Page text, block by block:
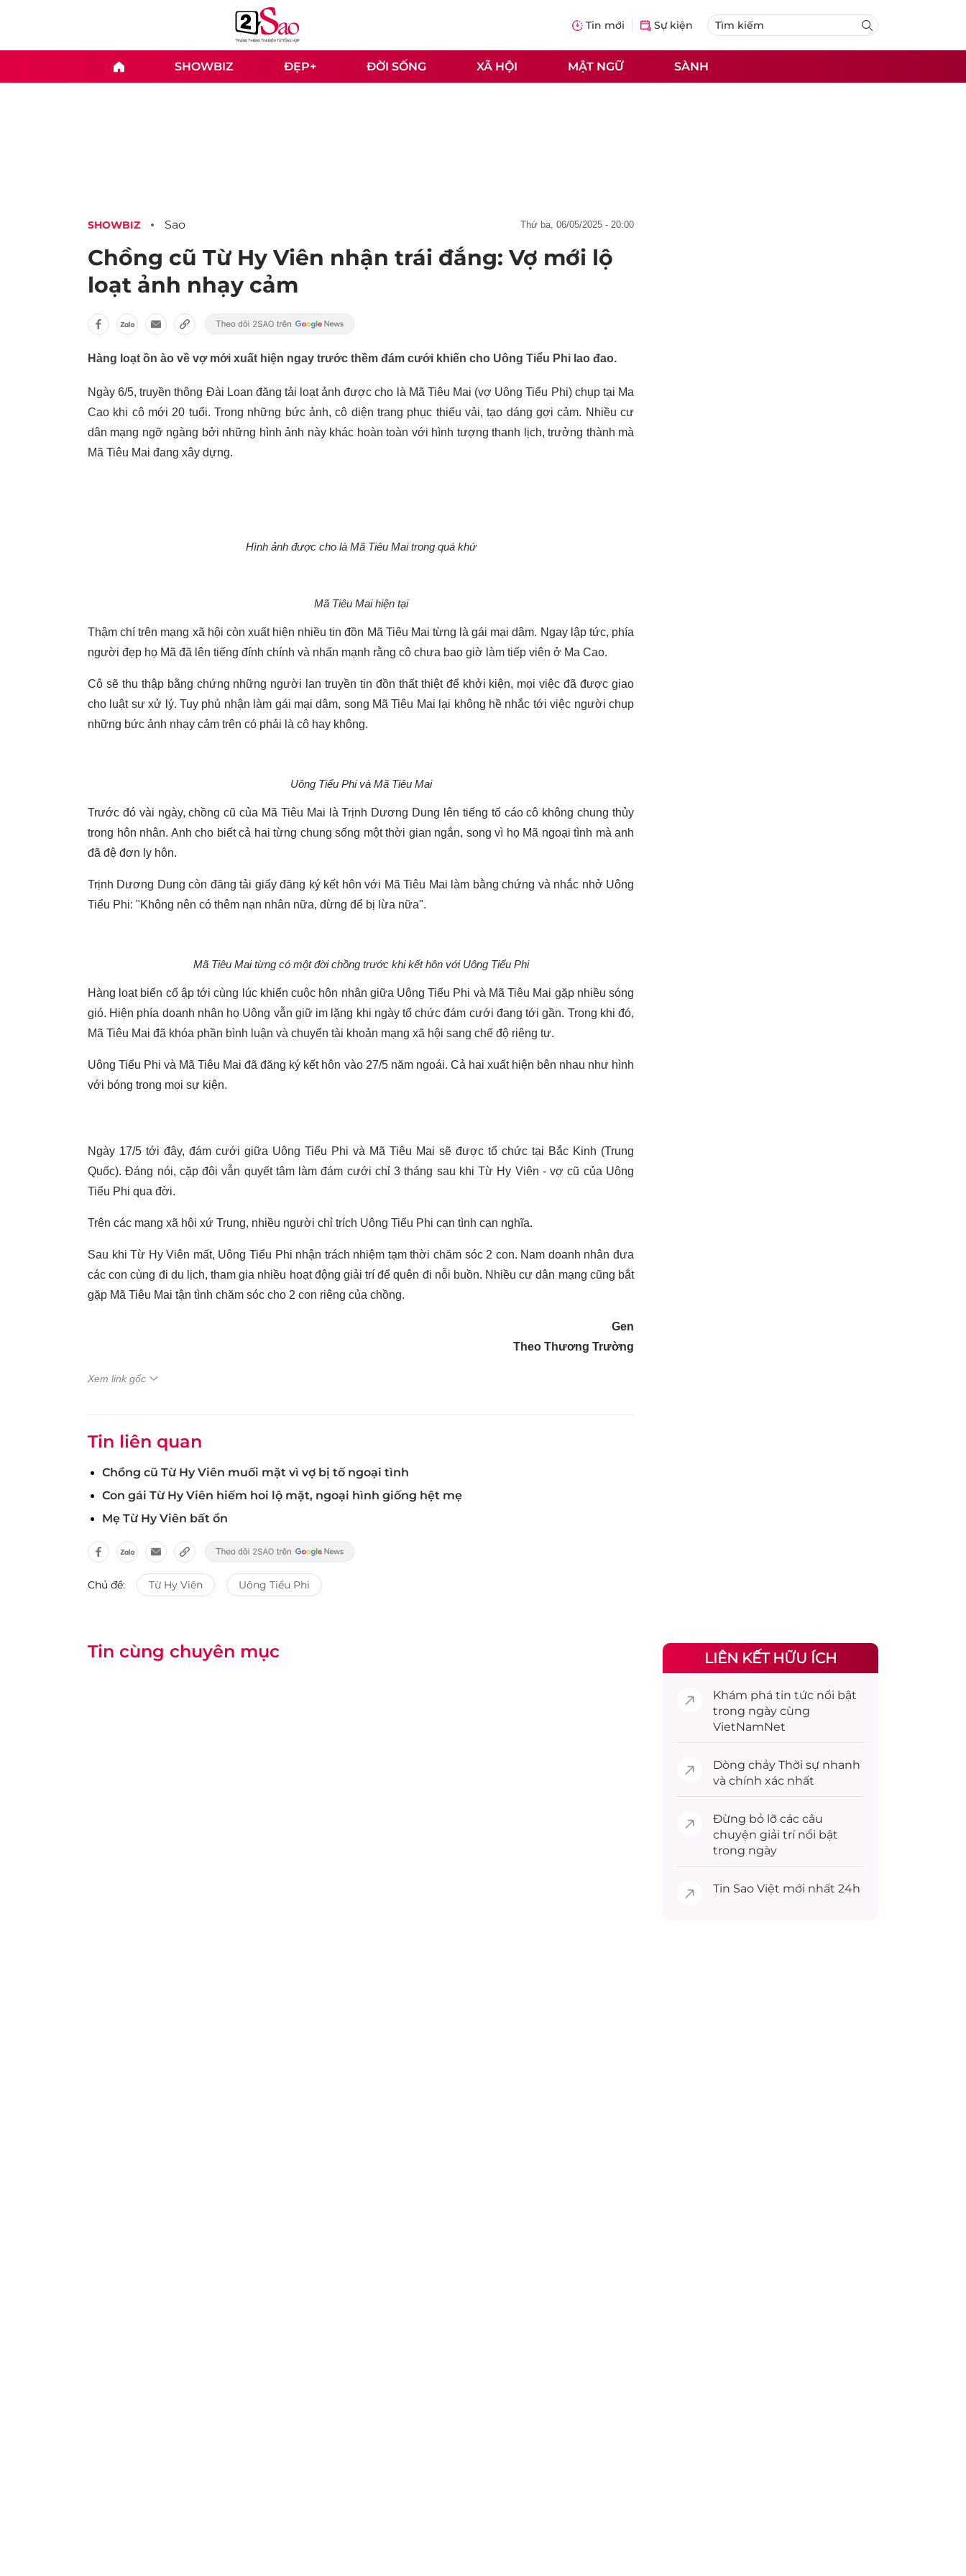
Tin mới Sự kiện
SHOWBIZ ĐẸP+ ĐỜI SỐNG XÃ HỘI MẬT NGỮ SÀNH
SHOWBIZ Sao thứ ba, 06/05/2025 - 20:00
Chồng cũ Từ Hy Viên nhận trái đắng: Vợ mới lộ
loạt ảnh nhạy cảm
Hàng loạt ồn ào về vợ mới xuất hiện ngay trước thềm đám cưới khiến cho Uông Tiểu Phi lao đao.
Ngày 6/5, truyền thông Đài Loan đăng tải loạt ảnh được cho là Mã Tiêu Mai (vợ Uông Tiểu Phi) chụp tại Ma
Cao khi cô mới 20 tuổi. Trong những bức ảnh, cô diện trang phục thiếu vải, tạo dáng gợi cảm. Nhiều cư
dân mạng ngỡ ngàng bởi những hình ảnh này khác hoàn toàn với hình tượng thanh lịch, trưởng thành mà
Mã Tiêu Mai đang xây dựng.
Hình ảnh được cho là Mã Tiêu Mai trong quá khứ
Mã Tiêu Mai hiện tại
Thậm chí trên mạng xã hội còn xuất hiện nhiều tin đồn Mã Tiêu Mai từng là gái mại dâm. Ngay lập tức, phía
người đẹp họ Mã đã lên tiếng đính chính và nhấn mạnh rằng cô chưa bao giờ làm tiếp viên ở Ma Cao.
Cô sẽ thu thập bằng chứng những người lan truyền tin đồn thất thiệt để khởi kiện, mọi việc đã được giao
cho luật sư xử lý. Tuy phủ nhận làm gái mại dâm, song Mã Tiêu Mai lại không hề nhắc tới việc người chụp
những bức ảnh nhạy cảm trên có phải là cô hay không.
Uông Tiểu Phi và Mã Tiêu Mai
Trước đó vài ngày, chồng cũ của Mã Tiêu Mai là Trịnh Dương Dung lên tiếng tố cáo cô không chung thủy
trong hôn nhân. Anh cho biết cả hai từng chung sống một thời gian ngắn, song vì họ Mã ngoại tình mà anh
đã đệ đơn ly hôn.
Trịnh Dương Dung còn đăng tải giấy đăng ký kết hôn với Mã Tiêu Mai làm bằng chứng và nhắc nhở Uông
Tiểu Phi: "Không nên có thêm nạn nhân nữa, đừng để bị lừa nữa".
Mã Tiêu Mai từng có một đời chồng trước khi kết hôn với Uông Tiểu Phi
Hàng loạt biến cố ập tới cùng lúc khiến cuộc hôn nhân giữa Uông Tiểu Phi và Mã Tiêu Mai gặp nhiều sóng
gió. Hiện phía doanh nhân họ Uông vẫn giữ im lặng khi ngày tổ chức đám cưới đang tới gần. Trong khi đó,
Mã Tiêu Mai đã khóa phần bình luận và chuyển tài khoản mạng xã hội sang chế độ riêng tư.
Uông Tiểu Phi và Mã Tiêu Mai đã đăng ký kết hôn vào 27/5 năm ngoái. Cả hai xuất hiện bên nhau như hình
với bóng trong mọi sự kiện.
Ngày 17/5 tới đây, đám cưới giữa Uông Tiểu Phi và Mã Tiêu Mai sẽ được tổ chức tại Bắc Kinh (Trung
Quốc). Đáng nói, cặp đôi vẫn quyết tâm làm đám cưới chỉ 3 tháng sau khi Từ Hy Viên - vợ cũ của Uông
Tiểu Phi qua đời.
Trên các mạng xã hội xứ Trung, nhiều người chỉ trích Uông Tiểu Phi cạn tình cạn nghĩa.
Sau khi Từ Hy Viên mất, Uông Tiểu Phi nhận trách nhiệm tạm thời chăm sóc 2 con. Nam doanh nhân đưa
các con cùng đi du lịch, tham gia nhiều hoạt động giải trí để quên đi nỗi buồn. Nhiều cư dân mạng cũng bắt
gặp Mã Tiêu Mai tận tình chăm sóc cho 2 con riêng của chồng.
Gen
Theo Thương Trường
Xem link gốc
Tin liên quan
Chồng cũ Từ Hy Viên muối mặt vì vợ bị tố ngoại tình
Con gái Từ Hy Viên hiếm hoi lộ mặt, ngoại hình giống hệt mẹ
Mẹ Từ Hy Viên bất ổn
Chủ đề: Từ Hy Viên Uông Tiểu Phi
Tin cùng chuyên mục LIÊN KẾT HỮU ÍCH
Khám phá tin tức nổi bật
trong ngày cùng
VietNamNet
Dòng chảy Thời sự nhanh
và chính xác nhất
Đừng bỏ lỡ các câu
chuyện giải trínổi bật
trong ngày
Tin Sao Việt mới nhất 24h